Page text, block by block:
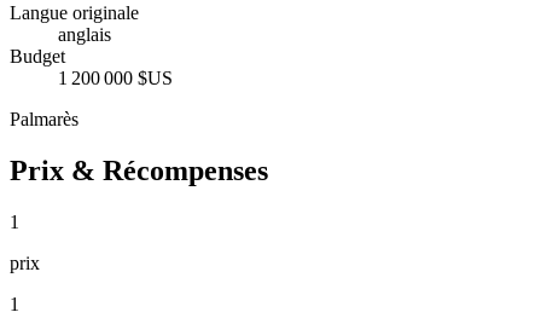
Langue originale
anglais
Budget
1 200 000 $US
Palmarès
Prix & Récompenses
1
prix
1